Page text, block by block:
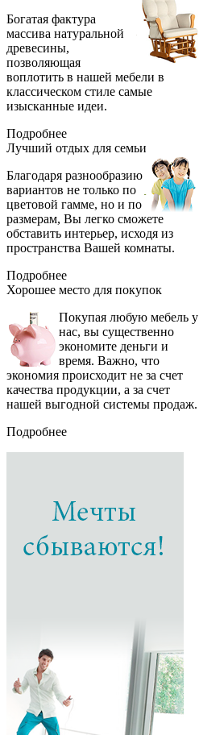
Богатая фактура
массива натуральной
древесины,
позволяющая
воплотить в нашей мебели в
классическом стиле самые
изысканные идеи.
Подробнее
Лучший отдых для семьи
Благодаря разнообразию
вариантов не только по
цветовой гамме, но и по
размерам, Вы легко сможете
обставить интерьер, исходя из
пространства Вашей комнаты.
Подробнее
Хорошее место для покупок
Покупая любую мебель у
нас, вы существенно
экономите деньги и
время. Важно, что
экономия происходит не за счет
качества продукции, а за счет
нашей выгодной системы продаж.
Подробнее